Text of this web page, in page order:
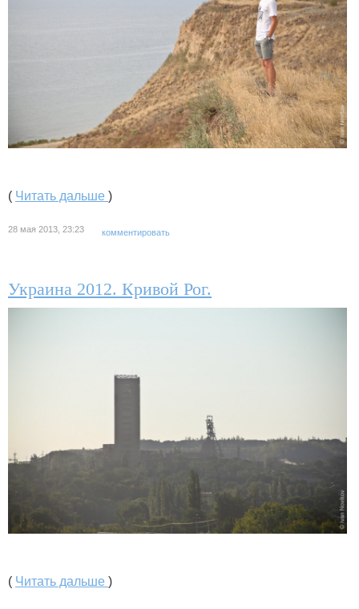
( Читать дальше )
28 мая 2013, 23:23 комментировать
Украина 2012. Кривой Рог.
( Читать дальше )